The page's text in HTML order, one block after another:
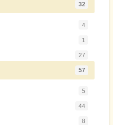
32
4
1
27
57
5
44
8